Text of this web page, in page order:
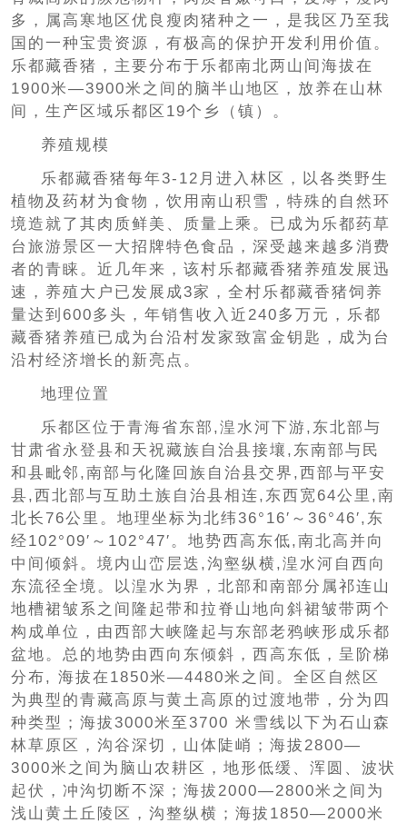
多，属高寒地区优良瘦肉猪种之一，是我区乃至我
国的一种宝贵资源，有极高的保护开发利用价值。
乐都藏香猪，主要分布于乐都南北两山间海拔在
1900米—3900米之间的脑半山地区，放养在山林
间，生产区域乐都区19个乡（镇）。
养殖规模
乐都藏香猪每年3-12月进入林区，以各类野生
植物及药材为食物，饮用南山积雪，特殊的自然环
境造就了其肉质鲜美、质量上乘。已成为乐都药草
台旅游景区一大招牌特色食品，深受越来越多消费
者的青睐。近几年来，该村乐都藏香猪养殖发展迅
速，养殖大户已发展成3家，全村乐都藏香猪饲养
量达到600多头，年销售收入近240多万元，乐都
藏香猪养殖已成为台沿村发家致富金钥匙，成为台
沿村经济增长的新亮点。
地理位置
乐都区位于青海省东部,湟水河下游,东北部与
甘肃省永登县和天祝藏族自治县接壤,东南部与民
和县毗邻,南部与化隆回族自治县交界,西部与平安
县,西北部与互助土族自治县相连,东西宽64公里,南
北长76公里。地理坐标为北纬36°16′～36°46′,东
经102°09′～102°47′。地势西高东低,南北高并向
中间倾斜。境内山峦层迭,沟壑纵横,湟水河自西向
东流径全境。以湟水为界，北部和南部分属祁连山
地槽裙皱系之间隆起带和拉脊山地向斜裙皱带两个
构成单位，由西部大峡隆起与东部老鸦峡形成乐都
盆地。总的地势由西向东倾斜，西高东低，呈阶梯
分布, 海拔在1850米—4480米之间。全区自然区
为典型的青藏高原与黄土高原的过渡地带，分为四
种类型；海拔3000米至3700 米雪线以下为石山森
林草原区，沟谷深切，山体陡峭；海拔2800—
3000米之间为脑山农耕区，地形低缓、浑圆、波状
起伏，冲沟切断不深；海拔2000—2800米之间为
浅山黄土丘陵区，沟整纵横；海拔1850—2000米